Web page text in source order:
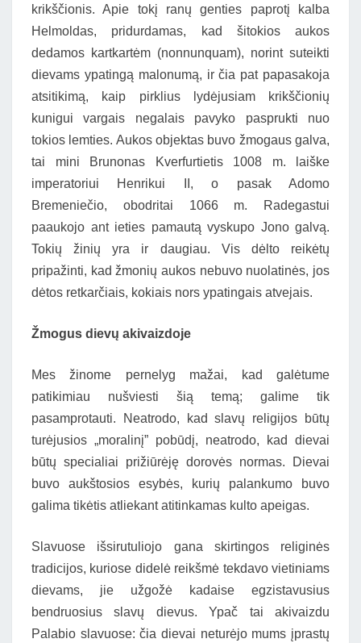
krikščionis. Apie tokį ranų genties paprotį kalba
Helmoldas, pridurdamas, kad šitokios aukos
dedamos kartkartėm (nonnunquam), norint suteikti
dievams ypatingą malonumą, ir čia pat papasakoja
atsitikimą, kaip pirklius lydėjusiam krikščionių
kunigui vargais negalais pavyko pasprukti nuo
tokios lemties. Aukos objektas buvo žmogaus galva,
tai mini Brunonas Kverfurtietis 1008 m. laiške
imperatoriui Henrikui II, o pasak Adomo
Bremeniečio, obodritai 1066 m. Radegastui
paaukojo ant ieties pamautą vyskupo Jono galvą.
Tokių žinių yra ir daugiau. Vis dėlto reikėtų
pripažinti, kad žmonių aukos nebuvo nuolatinės, jos
dėtos retkarčiais, kokiais nors ypatingais atvejais.
Žmogus dievų akivaizdoje
Mes žinome pernelyg mažai, kad galėtume
patikimiau nušviesti šią temą; galime tik
pasamprotauti. Neatrodo, kad slavų religijos būtų
turėjusios „moralinį” pobūdį, neatrodo, kad dievai
būtų specialiai prižiūrėję dorovės normas. Dievai
buvo aukštosios esybės, kurių palankumo buvo
galima tikėtis atliekant atitinkamas kulto apeigas.
Slavuose išsirutuliojo gana skirtingos religinės
tradicijos, kuriose didelė reikšmė tekdavo vietiniams
dievams, jie užgožė kadaise egzistavusius
bendruosius slavų dievus. Ypač tai akivaizdu
Palabio slavuose: čia dievai neturėjo mums įprastų